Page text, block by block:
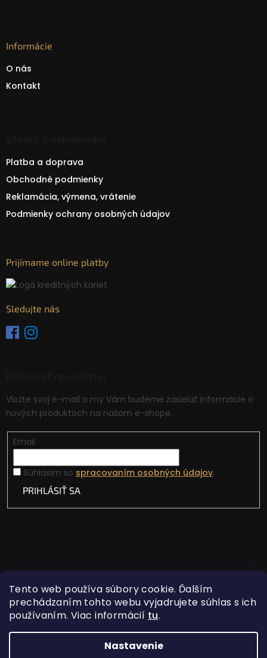
Tento web používa súbory cookie. Ďalším
prechádzaním tohto webu vyjadrujete súhlas s ich
používaním. Viac informácií tu.
Nastavenie
Informácie
O nás
Kontakt
Platba a doprava
Obchodné podmienky
Reklamácia, výmena, vrátenie
Podmienky ochrany osobných údajov
Prijímame online platby
Sledujte nás
Vložte svoj e-mail a my Vám budeme zasielať informácie o
nových produktoch na našom e-shope.
Email
Súhlasím so spracovaním osobných údajov.
PRIHLÁSIŤ SA
Vytvoril Shoptet